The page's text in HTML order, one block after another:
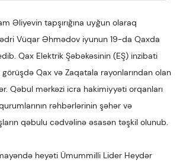
Əliyevin tapşırığına uyğun olaraq
Vüqar Əhmədov iyunun 19-da Qaxda
Qax Elektrik Şəbəkəsinin (EŞ) inzibati
Qax və Zaqatala rayonlarından olan
Qəbul mərkəzi icra hakimiyyəti orqanları
rəhbərlərinin şəhər və
qəbulu cədvəlinə əsasən təşkil olunub.
heyəti Ümummilli Lider Heydər